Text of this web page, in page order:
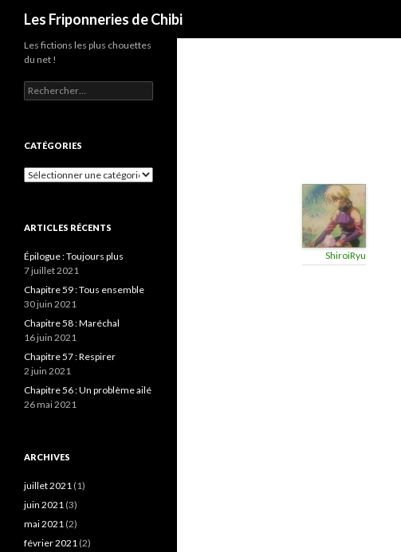
Les Friponneries de Chibi
ShiroiRyu
Les fictions les plus chouettes
du net !
Rechercher :
CATÉGORIES
Catégories
ARTICLES RÉCENTS
Épilogue : Toujours plus
7 juillet 2021
Chapitre 59 : Tous ensemble
30 juin 2021
Chapitre 58 : Maréchal
16 juin 2021
Chapitre 57 : Respirer
2 juin 2021
Chapitre 56 : Un problème ailé
26 mai 2021
ARCHIVES
juillet 2021 (1)
juin 2021 (3)
mai 2021 (2)
février 2021 (2)